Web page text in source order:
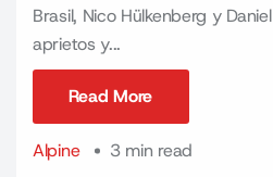
Brasil, Nico Hülkenberg y
aprietos y...
Read More
Alpine
3 min read